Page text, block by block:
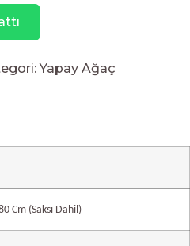
Yapay Ağaç
Cm (Saksı Dahil)